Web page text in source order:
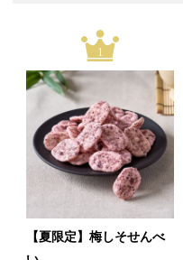
1
【夏限定】梅しそせんべ